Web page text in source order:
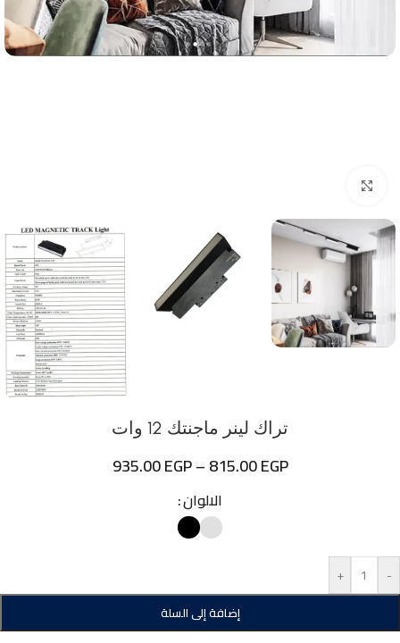
تراك لينر ماجنتك 12 وات
815.00EGP
–
935.00EGP
الالوان
-
+
إضافة إلى السلة